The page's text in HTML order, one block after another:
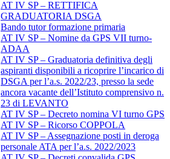
AT IV SP – RETTIFICA
GRADUATORIA DSGA
Bando tutor formazione primaria
AT IV SP – Nomine da GPS VII turno-
ADAA
AT IV SP – Graduatoria definitiva degli
aspiranti disponibili a ricoprire l’incarico di
DSGA per l’a.s. 2022/23, presso la sede
ancora vacante dell’Istituto comprensivo n.
23 di LEVANTO
AT IV SP – Decreto nomina VI turno GPS
AT IV SP – Ricorso COPPOLA
AT IV SP – Assegnazione posti in deroga
personale ATA per l’a.s. 2022/2023